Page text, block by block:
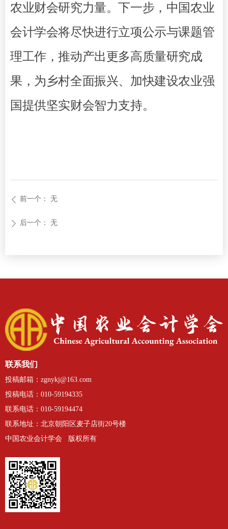
农业财会研究力量。下一步，中国农业
会计学会将尽快进行立项公示与课题管
理工作，推动产出更多高质量研究成
果，为乡村全面振兴、加快建设农业强
国提供坚实财会智力支持。
ꄴ 前一个： 无
ꄲ 后一个： 无
联系我们
投稿邮箱：zgnykj@163.com
投稿电话：010-59194335
联系电话：010-59194474
联系地址： 北京朝阳区麦子店街20号楼
中国农业会计学会 版权所有